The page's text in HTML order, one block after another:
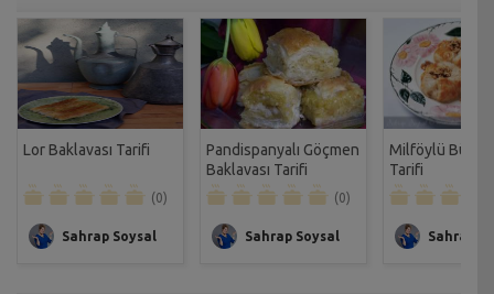
Lor Baklavası Tarifi
(0)
Sahrap Soysal
Pandispanyalı Göçmen
Baklavası Tarifi
(0)
Sahrap Soysal
Milföylü Bülbül
Tarifi
Sahrap